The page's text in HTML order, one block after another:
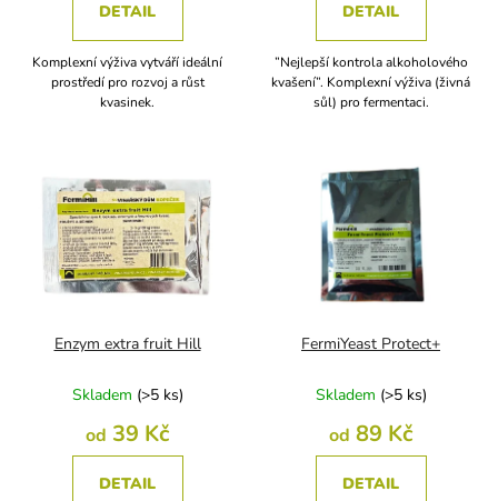
DETAIL
Komplexní výživa vytváří ideální
prostředí pro rozvoj a růst
kvasinek.
DETAIL
”Nejlepší kontrola alkoholového
kvašení”. Komplexní výživa (živná
sůl) pro fermentaci.
Enzym extra fruit Hill
Skladem (>5 ks)
od 39 Kč
DETAIL
FermiYeast Protect+
Skladem (>5 ks)
od 89 Kč
DETAIL